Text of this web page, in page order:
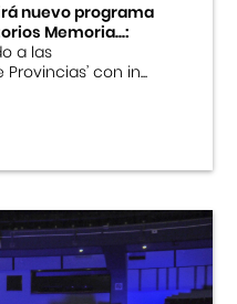
nuevo programa
Memoria...:
a las
con in...